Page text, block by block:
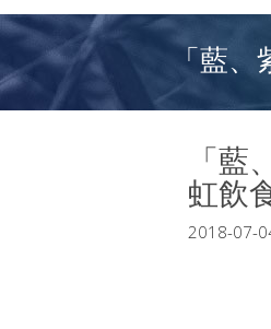
「藍
「
虹飲
2018-07-